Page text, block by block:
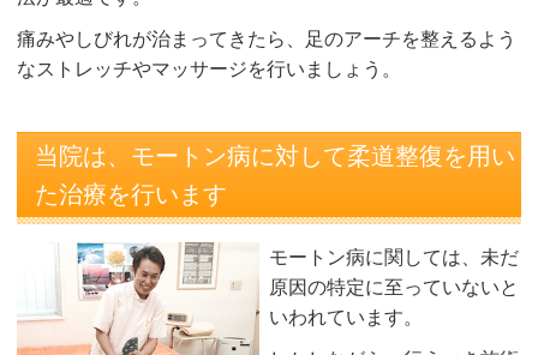
痛みやしびれが治まってきたら、足のアーチを整えるよう
なストレッチやマッサージを行いましょう。
当院は、モートン病に対して柔道整復を用い
た治療を行います
モートン病に関しては、未だ
原因の特定に至っていないと
いわれています。